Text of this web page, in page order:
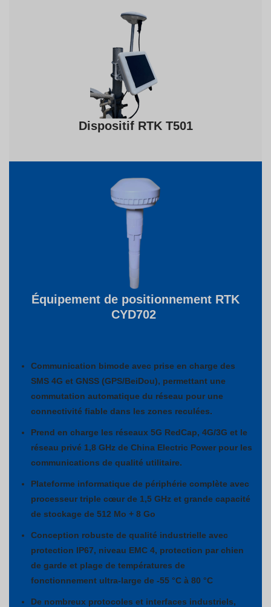
Dispositif RTK T501
Équipement de positionnement RTK
CYD702
Communication bimode avec prise en charge des
SMS 4G et GNSS (GPS/BeiDou), permettant une
commutation automatique du réseau pour une
connectivité fiable dans les zones reculées.
Prend en charge les réseaux 5G RedCap, 4G/3G et le
réseau privé 1,8 GHz de China Electric Power pour les
communications de qualité utilitaire.
Plateforme informatique de périphérie complète avec
processeur triple cœur de 1,5 GHz et grande capacité
de stockage de 512 Mo + 8 Go
Conception robuste de qualité industrielle avec
protection IP67, niveau EMC 4, protection par chien
de garde et plage de températures de
fonctionnement ultra-large de -55 °C à 80 °C
De nombreux protocoles et interfaces industriels,